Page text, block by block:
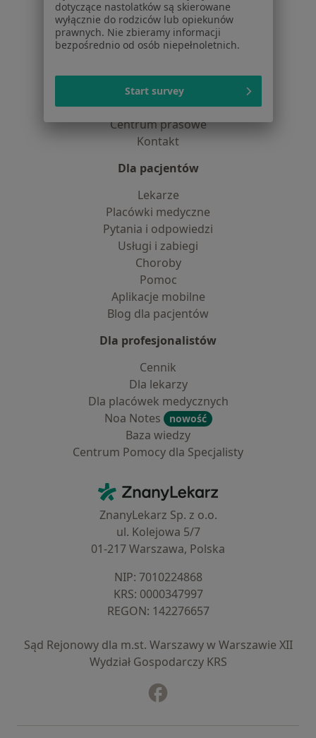
dane pozyskaliśmy samodzielnie
Polityka cookies
Jak działają wyniki wyszukiwania
Dostępność
O nas
Praca Rekrutujemy!
Partnerzy
Centrum prasowe
Kontakt
Dla pacjentów
Lekarze
Placówki medyczne
Pytania i odpowiedzi
Usługi i zabiegi
Choroby
Pomoc
Aplikacje mobilne
Blog dla pacjentów
Dla profesjonalistów
Cennik
Dla lekarzy
Dla placówek medycznych
Noa Notes
nowość
Baza wiedzy
Centrum Pomocy dla Specjalisty
ZnanyLekarz - Strona główna
ZnanyLekarz Sp. z o.o.
ul. Kolejowa 5/7
01-217 Warszawa, Polska
NIP: ⁠7010224868
KRS: ⁠0000347997
REGON: ⁠142276657
Sąd Rejonowy dla m.st. Warszawy w Warszawie XII
Wydział Gospodarczy KRS
dotyczące nastolatków są skierowane
wyłącznie do rodziców lub opiekunów
prawnych. Nie zbieramy informacji
bezpośrednio od osób niepełnoletnich.
Start survey